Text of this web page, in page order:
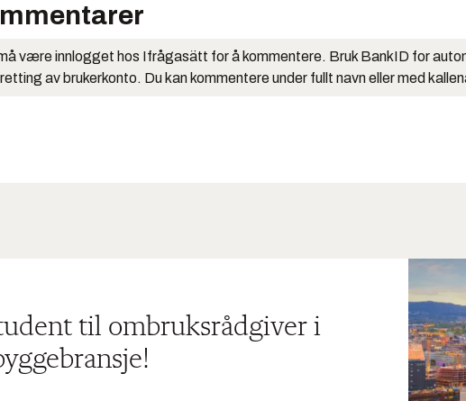
være innlogget hos Ifrågasätt for å kommentere. Bruk BankID for
av brukerkonto. Du kan kommentere under fullt navn eller med
til ombruksrådgiver i